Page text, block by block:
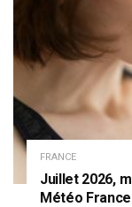
FRANCE
Juillet 2026,
Météo France